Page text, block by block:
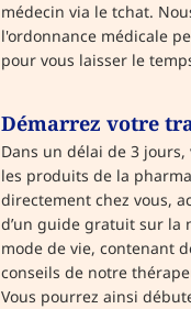
médecin via le tchat.
l'ordonnance médicale
pour vous laisser le
Démarrez votre
Dans un délai de 3 jours,
les produits de la
directement chez vous,
d’un guide gratuit sur la
mode de vie, contenant
conseils de notre
Vous pourrez ainsi